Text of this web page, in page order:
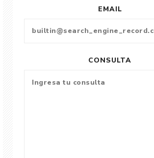
EMAIL
CONSULTA